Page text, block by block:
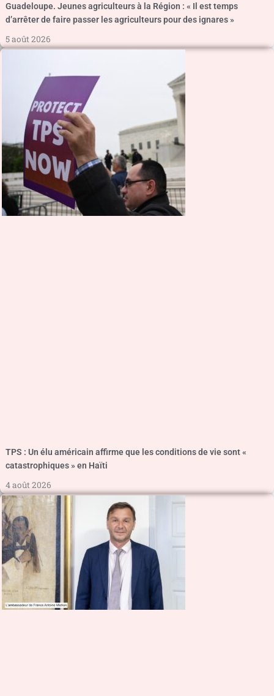
Guadeloupe. Jeunes agriculteurs à la Région : « Il est temps
d’arrêter de faire passer les agriculteurs pour des ignares »
5 août 2026
TPS : Un élu américain affirme que les conditions de vie sont «
catastrophiques » en Haïti
4 août 2026